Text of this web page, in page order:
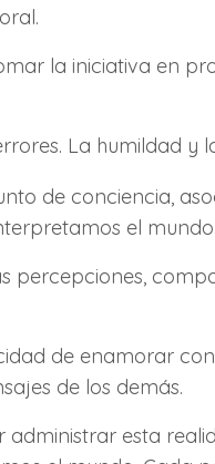
la iniciativa en
La humildad
de conciencia,
el
percepciones,
de enamorar
de los demás.
esta